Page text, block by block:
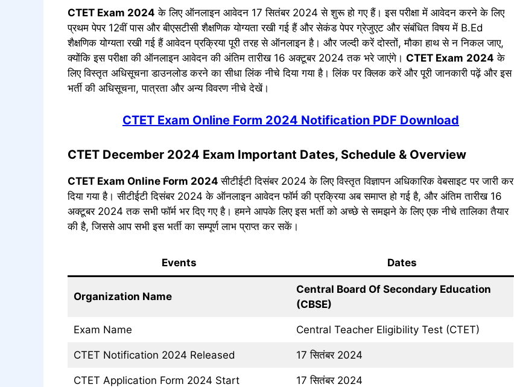
CTET Exam 2024 के लिए ऑनलाइन आवेदन 17 सितंबर 2024 से शुरू हो गए हैं। इस परीक्षा में आवेदन करने के लिए
प्रथम पेपर 12वीं पास और बीएसटीसी शैक्षणिक योग्यता रखी गई हैं और सेकंड पेपर ग्रेजुएट और संबंधित विषय में B.Ed
शैक्षणिक योग्यता रखी गई हैं आवेदन प्रक्रिया पूरी तरह से ऑनलाइन है। और जल्दी करें दोस्तों, मौका हाथ से न निकल जाए,
क्योंकि इस परीक्षा की ऑनलाइन आवेदन की अंतिम तारीख 16 अक्टूबर 2024 तक भरे जाएंगे। CTET Exam 2024 के
लिए विस्तृत अधिसूचना डाउनलोड करने का सीधा लिंक नीचे दिया गया है। लिंक पर क्लिक करें और पूरी जानकारी पढ़ें और इस
भर्ती की अधिसूचना, पात्रता और अन्य विवरण नीचे देखें।
CTET Exam Online Form 2024 Notification PDF Download
CTET December 2024 Exam Important Dates, Schedule & Overview
CTET Exam Online Form 2024 सीटीईटी दिसंबर 2024 के लिए विस्तृत विज्ञापन अधिकारिक वेबसाइट पर जारी कर
दिया गया है। सीटीईटी दिसंबर 2024 के ऑनलाइन आवेदन फॉर्म की प्रक्रिया अब समाप्त हो गई है, और अंतिम तारीख 16
अक्टूबर 2024 तक सभी फॉर्म भर दिए गए है। हमने आपके लिए इस भर्ती को अच्छे से समझने के लिए एक नीचे तालिका तैयार
की है, जिससे आप सभी इस भर्ती का सम्पूर्ण लाभ प्राप्त कर सकें।
Events Dates
Organization Name
Central Board Of Secondary Education
(CBSE)
Exam Name Central Teacher Eligibility Test (CTET)
CTET Notification 2024 Released 17 सितंबर 2024
CTET Application Form 2024 Start 17 सितंबर 2024